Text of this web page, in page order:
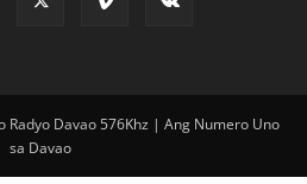
Davao 576Khz | Ang Numero Uno
sa Davao